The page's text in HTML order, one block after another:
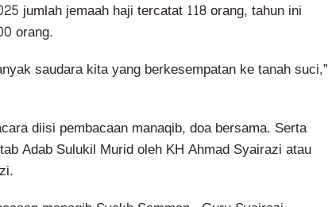
jumlah jemaah haji tercatat 118 orang, tahun ini
orang.
saudara kita yang berkesempatan ke tanah suci,”
diisi pembacaan manaqib, doa bersama. Serta
Adab Sulukil Murid oleh KH Ahmad Syairazi atau